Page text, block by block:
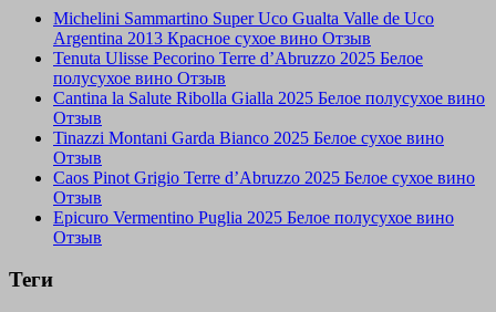
Michelini Sammartino Super Uco Gualta Valle de Uco
Argentina 2013 Красное сухое вино Отзыв
Tenuta Ulisse Pecorino Terre d’Abruzzo 2025 Белое
полусухое вино Отзыв
Cantina la Salute Ribolla Gialla 2025 Белое полусухое вино
Отзыв
Tinazzi Montani Garda Bianco 2025 Белое сухое вино
Отзыв
Caos Pinot Grigio Terre d’Abruzzo 2025 Белое сухое вино
Отзыв
Epicuro Vermentino Puglia 2025 Белое полусухое вино
Отзыв
Теги